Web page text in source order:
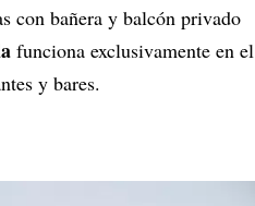
con bañera y balcón privado
funciona exclusivamente en el
y bares.